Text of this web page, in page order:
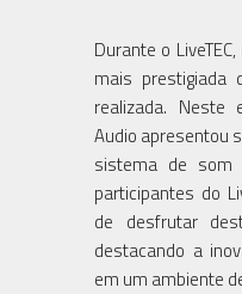
Durante o
mais prestigiada
realizada. Neste
Audio apresentou
sistema de som
participantes do
de desfrutar
destacando a
em um ambiente